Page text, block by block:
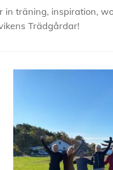
träning, inspiration,
Trädgårdar!